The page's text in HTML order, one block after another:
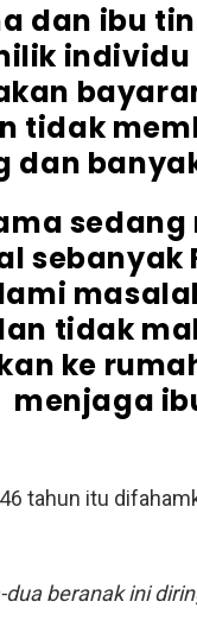
dan ibu
tidak
dan
sebanyak
tidak
ke
menjaga
tahun itu
beranak ini